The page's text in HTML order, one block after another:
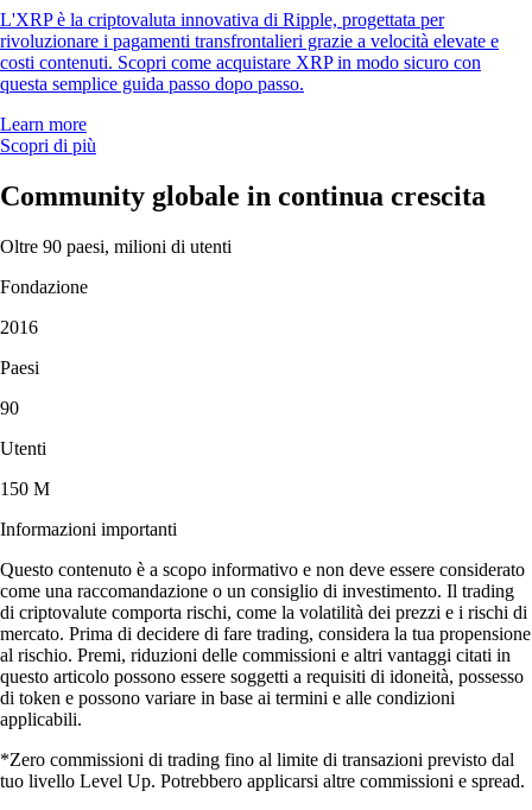
L'XRP è la criptovaluta innovativa di Ripple, progettata per
rivoluzionare i pagamenti transfrontalieri grazie a velocità elevate e
costi contenuti. Scopri come acquistare XRP in modo sicuro con
questa semplice guida passo dopo passo.
Learn more
Scopri di più
Community globale in continua crescita
Oltre 90 paesi, milioni di utenti
Fondazione
2016
Paesi
90
Utenti
150 M
Informazioni importanti
Questo contenuto è a scopo informativo e non deve essere considerato
come una raccomandazione o un consiglio di investimento. Il trading
di criptovalute comporta rischi, come la volatilità dei prezzi e i rischi di
mercato. Prima di decidere di fare trading, considera la tua propensione
al rischio. Premi, riduzioni delle commissioni e altri vantaggi citati in
questo articolo possono essere soggetti a requisiti di idoneità, possesso
di token e possono variare in base ai termini e alle condizioni
applicabili.
*Zero commissioni di trading fino al limite di transazioni previsto dal
tuo livello Level Up. Potrebbero applicarsi altre commissioni e spread.